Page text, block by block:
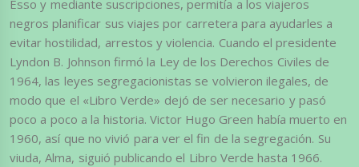
Esso y mediante suscripciones, permitía a los viajeros
negros planificar sus viajes por carretera para ayudarles a
evitar hostilidad, arrestos y violencia. Cuando el presidente
Lyndon B. Johnson firmó la Ley de los Derechos Civiles de
1964, las leyes segregacionistas se volvieron ilegales, de
modo que el «Libro Verde» dejó de ser necesario y pasó
poco a poco a la historia. Victor Hugo Green había muerto en
1960, así que no vivió para ver el fin de la segregación. Su
viuda, Alma, siguió publicando el Libro Verde hasta 1966.